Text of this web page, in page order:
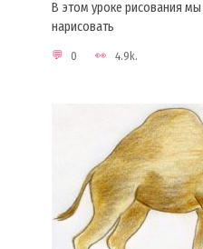
В этом уроке рисования
нарисовать
0 4.9k.